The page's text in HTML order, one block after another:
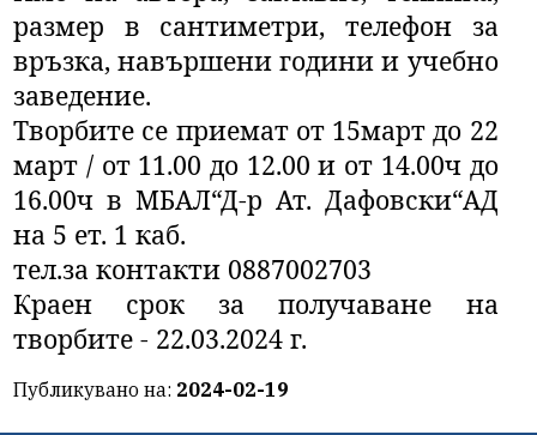
размер в сантиметри, телефон за
връзка, навършени години и учебно
заведение.
Творбите се приемат от 15март до 22
март / от 11.00 до 12.00 и от 14.00ч до
16.00ч в МБАЛ“Д-р Ат. Дафовски“АД
на 5 ет. 1 каб.
тел.за контакти 0887002703
Краен срок за получаване на
творбите - 22.03.2024 г.
Публикувано на: 2024-02-19